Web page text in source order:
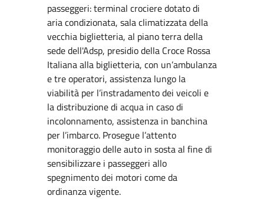
passeggeri: terminal crociere dotato di
aria condizionata, sala climatizzata della
vecchia biglietteria, al piano terra della
sede dell'Adsp, presidio della Croce Rossa
Italiana alla biglietteria, con un’ambulanza
e tre operatori, assistenza lungo la
viabilità per l’instradamento dei veicoli e
la distribuzione di acqua in caso di
incolonnamento, assistenza in banchina
per l’imbarco. Prosegue l’attento
monitoraggio delle auto in sosta al fine di
sensibilizzare i passeggeri allo
spegnimento dei motori come da
ordinanza vigente.